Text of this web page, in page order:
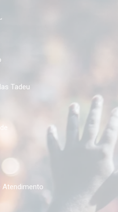
Tadeu
Atendimento